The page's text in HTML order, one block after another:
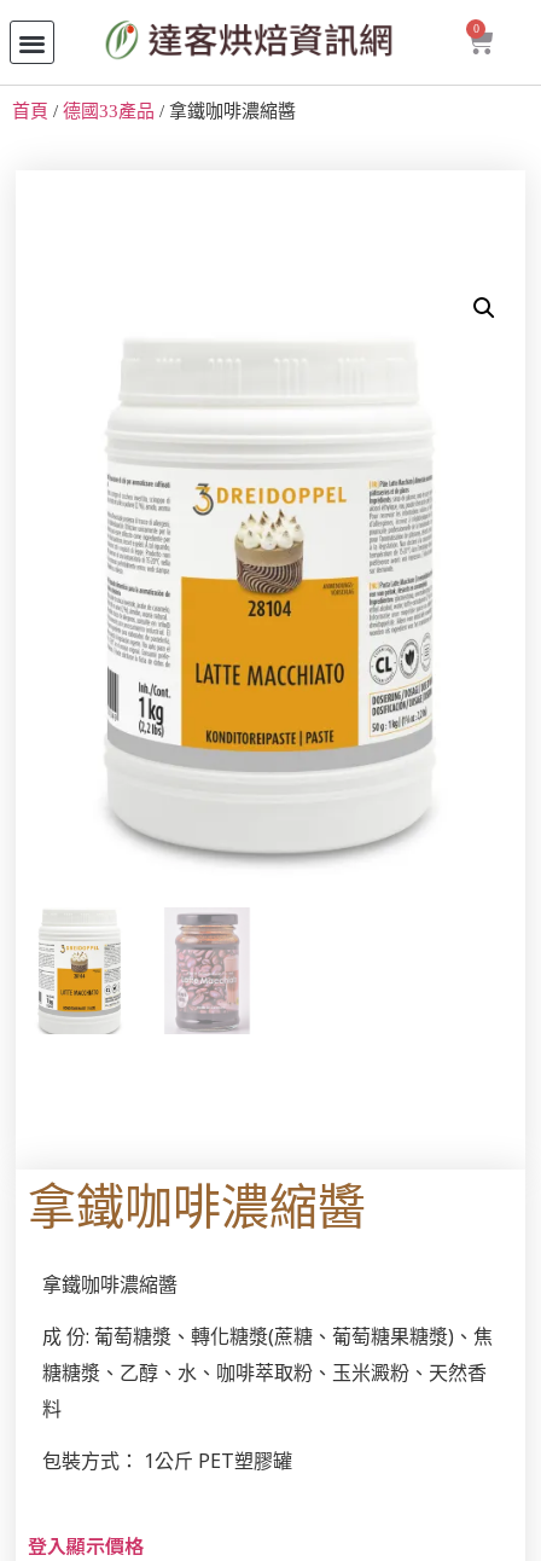
0
首頁 / 德國33產品 / 拿鐵咖啡濃縮醬
拿鐵咖啡濃縮醬
拿鐵咖啡濃縮醬
成 份: 葡萄糖漿、轉化糖漿(蔗糖、葡萄糖果糖漿)、焦
糖糖漿、乙醇、水、咖啡萃取粉、玉米澱粉、天然香
料
包裝方式： 1公斤 PET塑膠罐
登入顯示價格